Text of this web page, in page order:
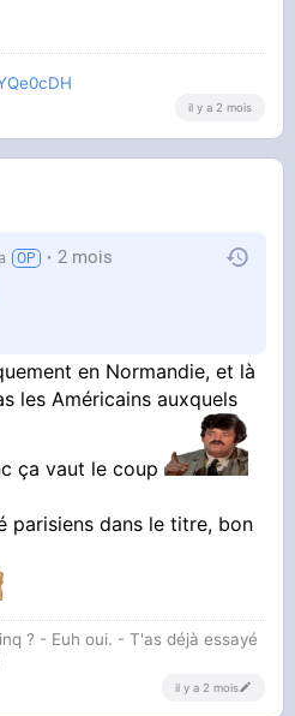
il y a 2 mois
2 mois
en Normandie, et là
les Américains auxquels
ça vaut le coup
parisiens dans le titre, bon
? - Euh oui. - T'as déjà essayé
il y a 2 mois